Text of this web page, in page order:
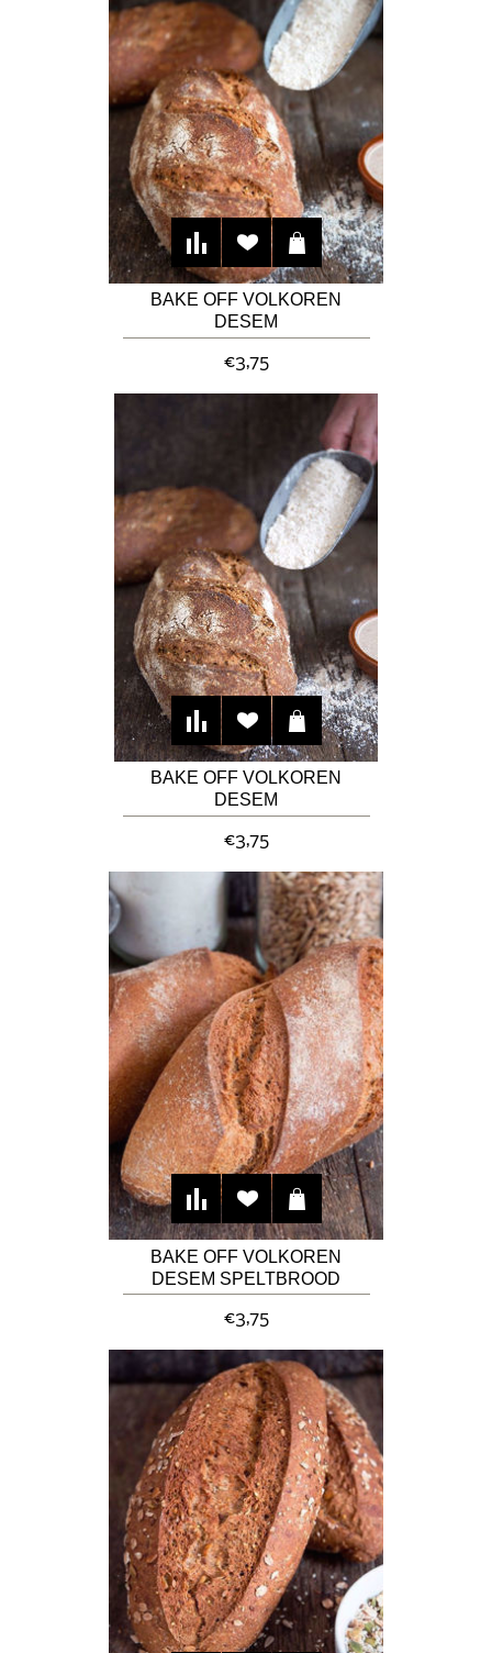
BAKE OFF VOLKOREN
DESEM
MEERGRANENBROOD
€3,75
BAKE OFF VOLKOREN
DESEM
MEERGRANENBROOD MET
ZADEN
€3,75
BAKE OFF VOLKOREN
DESEM SPELTBROOD
€3,75